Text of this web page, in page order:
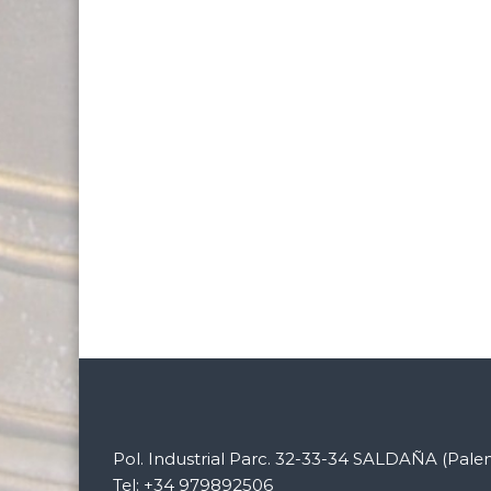
Pol. Industrial Parc. 32-33-34 SALDAÑA
Tel: +34 979892506